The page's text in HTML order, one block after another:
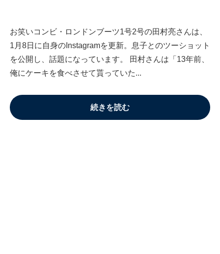
お笑いコンビ・ロンドンブーツ1号2号の田村亮さんは、
1月8日に自身のInstagramを更新。息子とのツーショット
を公開し、話題になっています。 田村さんは「13年前、
俺にケーキを食べさせて貰っていた...
続きを読む